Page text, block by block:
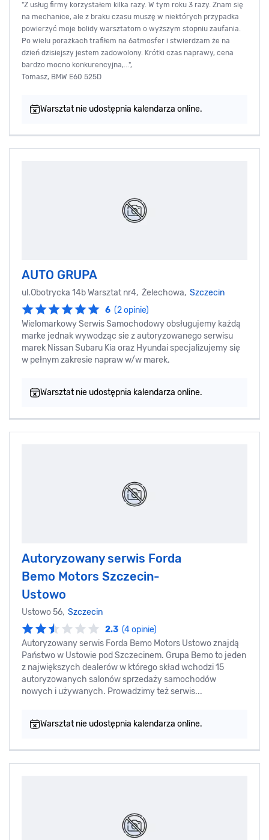
"Z usług firmy korzystałem kilka razy. W tym roku 3 razy. Znam się
na mechanice, ale z braku czasu muszę w niektórych przypadka
powierzyć moje bolidy warsztatom o wyższym stopniu zaufania.
Po wielu porażkach trafiłem na 6atmosfer i stwierdzam że na
dzień dzisiejszy jestem zadowolony. Krótki czas naprawy, cena
bardzo mocno konkurencyjna,...",
Tomasz, BMW E60 525D
Warsztat nie udostępnia kalendarza online.
AUTO GRUPA
ul.Obotrycka 14b Warsztat nr4, Żelechowa, Szczecin
6 (2 opinie)
Wielomarkowy Serwis Samochodowy obsługujemy każdą
marke jednak wywodząc sie z autoryzowanego serwisu
marek Nissan Subaru Kia oraz Hyundai specjalizujemy się
w pełnym zakresie napraw w/w marek.
Warsztat nie udostępnia kalendarza online.
Autoryzowany serwis Forda
Bemo Motors Szczecin-
Ustowo
Ustowo 56, Szczecin
2.3 (4 opinie)
Autoryzowany serwis Forda Bemo Motors Ustowo znajdą
Państwo w Ustowie pod Szczecinem. Grupa Bemo to jeden
z największych dealerów w którego skład wchodzi 15
autoryzowanych salonów sprzedaży samochodów
nowych i używanych. Prowadzimy też serwis...
Warsztat nie udostępnia kalendarza online.